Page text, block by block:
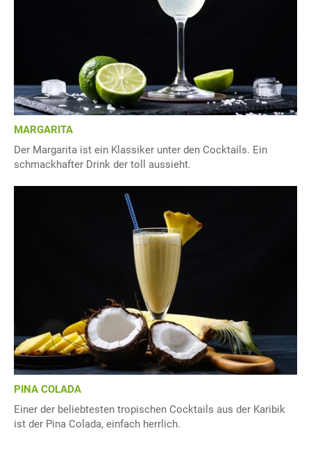
MARGARITA
Der Margarita ist ein Klassiker unter den Cocktails. Ein
schmackhafter Drink der toll aussieht.
PINA COLADA
Einer der beliebtesten tropischen Cocktails aus der Karibik
ist der Pina Colada, einfach herrlich.